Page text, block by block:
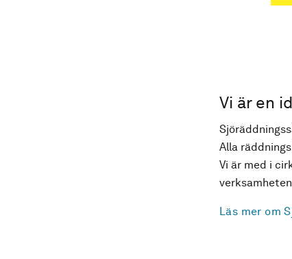
Vi är en
Alla
Vi är med i
Läs mer om